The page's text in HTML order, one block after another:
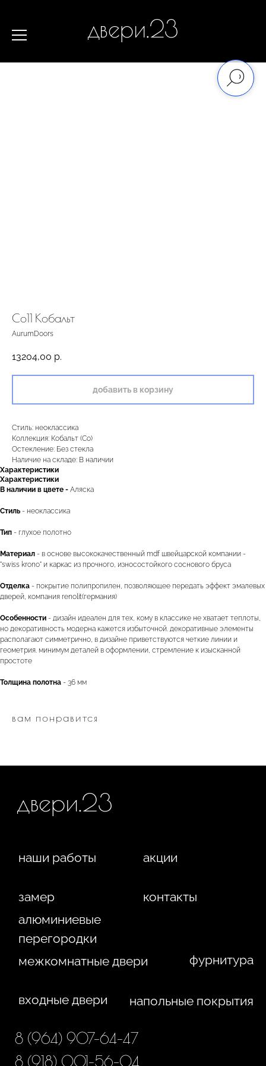
двери.23
Co11 Кобальт
AurumDoors
13204,00 р.
добавить в корзину
Стиль: неоклассика
Коллекция: Кобальт (Co)
Остекление: Без стекла
Наличие на складе: В наличии
Характеристики
Характеристики
В наличии в цвете - Аляска
Стиль - неоклассика
Тип - глухое полотно
Материал - в основе высококачественный mdf швейцарской компании -
"swiss krono" и каркас из прочного, износостойкого соснового бруса
Отделка - покрытие полипропилен, позволяющее передать эффект эмалевых
дверей, компания renolit(германия)
Особенности - дизайн идеален для тех, кому в классике не хватает теплоты,
но декоративность модерна кажется избыточной. декоративные элементы
располагают симметрично, в дизайне приветствуются четкие линии и
геометрия. минимум деталей в оформлении, стремление к изысканной
простоте
Толщина полотна - 36 мм
вам понравится
двери.23
напольные покрытия
межкомнатные двери
входные двери
замер
наши работы
контакты
алюминиевые
публичной офертой, определяемой положениями
статьи 437 ГК РФ. Отправляя сведения через любую
электронную форму на этом сайте, вы даете согласие
на обработку ваших персональных данных.
ИП Фокина Виктория Алексеевна